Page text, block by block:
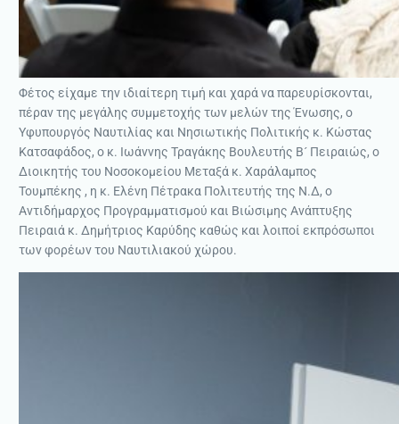
Φέτος είχαμε την ιδιαίτερη τιμή και χαρά να παρευρίσκονται,
πέραν της μεγάλης συμμετοχής των μελών της Ένωσης, ο
Υφυπουργός Ναυτιλίας και Νησιωτικής Πολιτικής κ. Κώστας
Κατσαφάδος, ο κ. Ιωάννης Τραγάκης Βουλευτής Β´ Πειραιώς, ο
Διοικητής του Νοσοκομείου Μεταξά κ. Χαράλαμπος
Τουμπέκης , η κ. Ελένη Πέτρακα Πολιτευτής της Ν.Δ, ο
Αντιδήµαρχος Προγραμματισμού και Βιώσιµης Ανάπτυξης
Πειραιά κ. Δημήτριος Καρύδης καθώς και λοιποί εκπρόσωποι
των φορέων του Ναυτιλιακού χώρου.